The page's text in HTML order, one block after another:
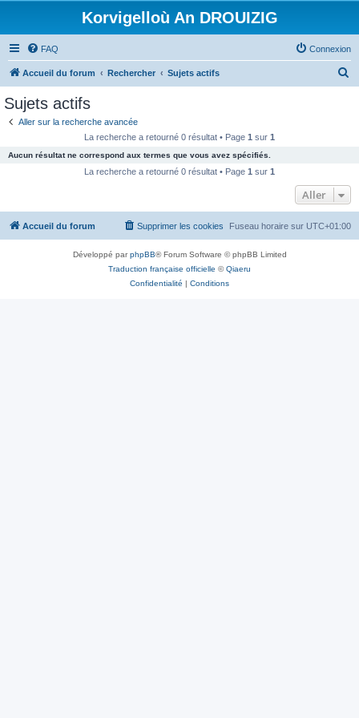
Korvigelloù An DROUIZIG
FAQ Connexion
Accueil du forum Rechercher Sujets actifs
c
e
Sujets actifs
Aller sur la recherche avancée
La recherche a retourné 0 résultat • Page 1 sur 1
Aucun résultat ne correspond aux termes que vous avez spécifiés.
La recherche a retourné 0 résultat • Page 1 sur 1
Aller
Accueil du forum Fuseau horaire sur UTC+01:00
Supprimer les cookies
Développé parphpBB® Forum Software © phpBB Limited
Traduction française officielle ©Qiaeru
Confidentialité | Conditions